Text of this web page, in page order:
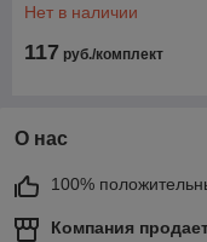
Нет в наличии
117 руб./комплект
О нас
100%
Компания